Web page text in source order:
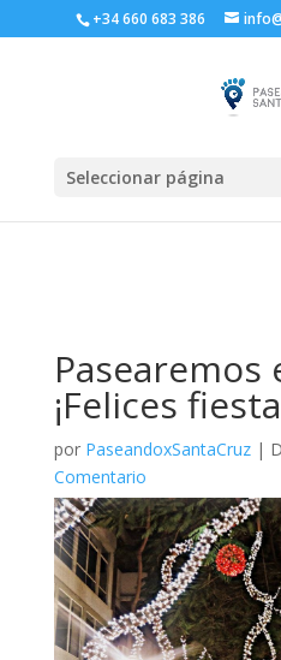
+34 660 683 386
Seleccionar página
Pasearemos
¡Felices
por PaseandoxSantaCruz|
Comentario